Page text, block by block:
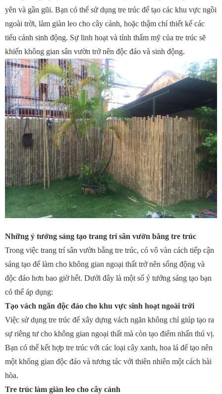
yên và gần gũi. Bạn có thể sử dụng tre trúc để tạo các khu vực ngồi
ngoài trời, làm giàn leo cho cây cảnh, hoặc thậm chí thiết kế các
tiểu cảnh sinh động. Sự linh hoạt và tính thẩm mỹ của tre trúc sẽ
khiến không gian sân vườn trở nên độc đáo và sinh động.
Những ý tưởng sáng tạo trang trí sân vườn bằng tre trúc
Trong việc trang trí sân vườn bằng tre trúc, có vô vàn cách tiếp cận
sáng tạo để làm cho không gian ngoại thất trở nên sống động và
độc đáo hơn bao giờ hết. Dưới đây là một số ý tưởng sáng tạo bạn
có thể áp dụng:
Tạo vách ngăn độc đáo cho khu vực sinh hoạt ngoài trời
Việc sử dụng tre trúc để xây dựng vách ngăn không chỉ giúp tạo ra
sự riêng tư cho không gian ngoại thất mà còn tạo điểm nhấn thú vị.
Bạn có thể kết hợp tre trúc với các loại cây xanh, hoa lá để tạo nên
một không gian độc đáo và tương tác với thiên nhiên một cách hài
hòa.
Tre trúc làm giàn leo cho cây cảnh